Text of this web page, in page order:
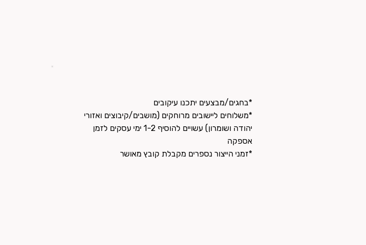
*בחגים/מבצעים יתכנו עיקובים
*משלוחים ליישובים מרוחקים (מושבים/קיבוצים ואזורי
יהודה ושומרון) עשויים להוסיף 1-2 ימי עסקים לזמן
אספקה
*זמני הייצור נספרים מקבלת קובץ מאושר